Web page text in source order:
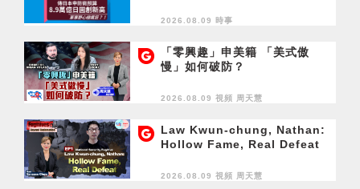
2026.08.09 時事
「零興趣」申美籍 「美式傲
慢」如何破防？
2026.08.09 視頻 周天慧
Law Kwun-chung, Nathan:
Hollow Fame, Real Defeat
2026.08.09 視頻 周天慧